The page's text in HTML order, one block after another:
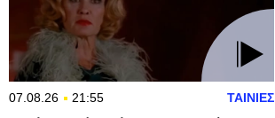
07.08.26 21:55 ΤΑΙΝΙΕΣ